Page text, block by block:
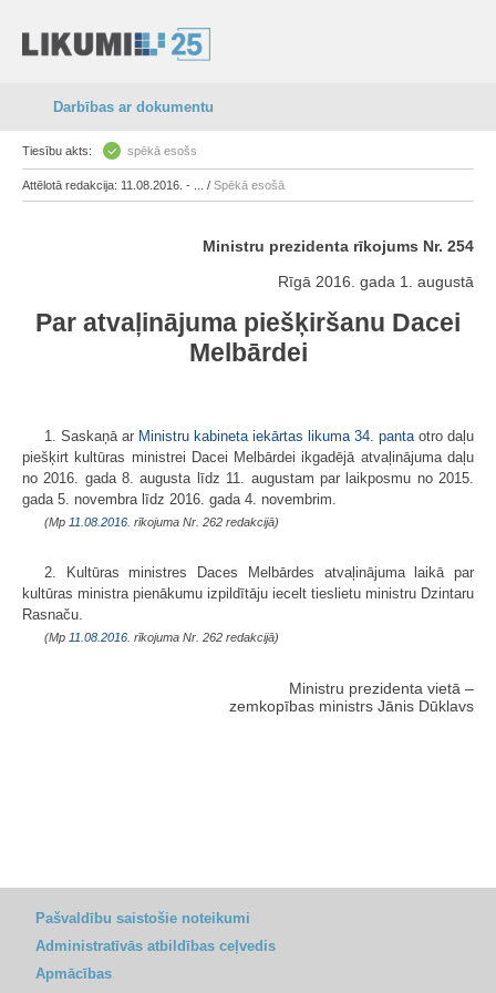
Darbības ar dokumentu
Tiesību akts: spēkā esošs
Attēlotā redakcija: 11.08.2016. - ... / Spēkā esošā
Ministru prezidenta rīkojums Nr. 254
Rīgā 2016. gada 1. augustā
Par atvaļinājuma piešķiršanu Dacei
Melbārdei
1. Saskaņā ar Ministru kabineta iekārtas likuma 34. panta otro daļu
piešķirt kultūras ministrei Dacei Melbārdei ikgadējā atvaļinājuma daļu
no 2016. gada 8. augusta līdz 11. augustam par laikposmu no 2015.
gada 5. novembra līdz 2016. gada 4. novembrim.
(Mp 11.08.2016. rīkojuma Nr. 262 redakcijā)
2. Kultūras ministres Daces Melbārdes atvaļinājuma laikā par
kultūras ministra pienākumu izpildītāju iecelt tieslietu ministru Dzintaru
Rasnaču.
(Mp 11.08.2016. rīkojuma Nr. 262 redakcijā)
Ministru prezidenta vietā –
zemkopības ministrs Jānis Dūklavs
Pašvaldību saistošie noteikumi
Administratīvās atbildības ceļvedis
Apmācības